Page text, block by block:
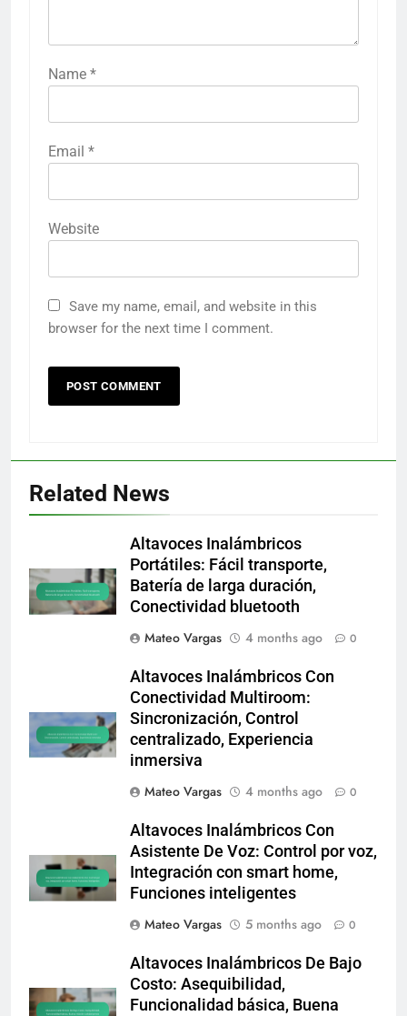
Name *
Email *
Website
Save my name, email, and website in this
browser for the next time I comment.
Related News
Altavoces Inalámbricos
Portátiles: Fácil transporte,
Batería de larga duración,
Conectividad bluetooth
Mateo Vargas
4 months ago 0
Altavoces Inalámbricos Con
Conectividad Multiroom:
Sincronización, Control
centralizado, Experiencia
inmersiva
Mateo Vargas
4 months ago 0
Altavoces Inalámbricos Con
Asistente De Voz: Control por voz,
Integración con smart home,
Funciones inteligentes
Mateo Vargas
5 months ago 0
Altavoces Inalámbricos De Bajo
Costo: Asequibilidad,
Funcionalidad básica, Buena